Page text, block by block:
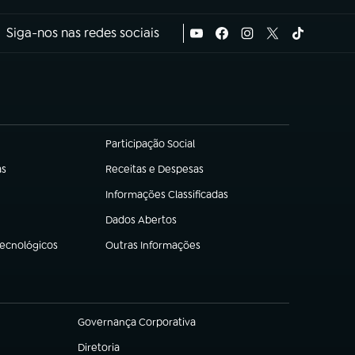
Siga-nos nas redes sociais
Participação Social
(abre em nova aba)
Receitas e Despesas
(abre em nova aba)
Informações Classificadas
(abre em nova aba)
Dados Abertos
(abre em nova aba)
Outras Informações
(abre em nova aba)
Governança Corporativa
(abre em nova aba)
Diretoria
(abre em nova aba)